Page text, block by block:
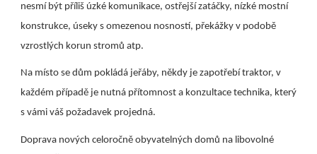
nesmí být příliš úzké komunikace, ostřejší zatáčky, nízké mostní
konstrukce, úseky s omezenou nosností, překážky v podobě
vzrostlých korun stromů atp.
Na místo se dům pokládá jeřáby, někdy je zapotřebí traktor, v
každém případě je nutná přítomnost a konzultace technika, který
s vámi váš požadavek projedná.
Doprava nových celoročně obyvatelných domů na libovolné